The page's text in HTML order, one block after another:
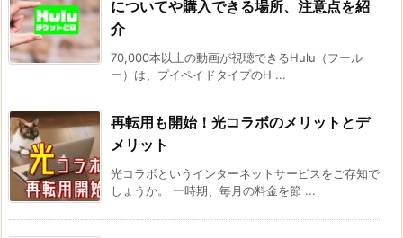
についてや購入できる場所、注意点を紹
介
70,000本以上の動画が視聴できるHulu（フール
ー）は、プイペイドタイプのH ...
再転用も開始！光コラボのメリットとデ
メリット
光コラボというインターネットサービスをご存知で
しょうか。 一時期、毎月の料金を節 ...